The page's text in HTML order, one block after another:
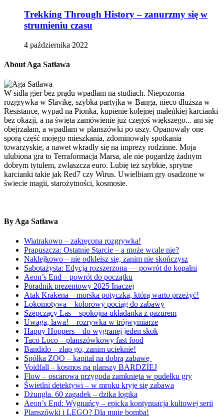
Trekking Through History – zanurzmy się w
strumieniu czasu
4 października 2022
About Aga Satława
W sidła gier bez prądu wpadłam na studiach. Niepozorna
rozgrywka w Slavikę, szybka partyjka w Banga, nieco dłuższa w
Resistance, wypad na Pionka, kupienie kolejnej maleńkiej karcianki
bez okazji, a na święta zamówienie już czegoś większego... ani się
obejrzałam, a wpadłam w planszówki po uszy. Opanowały one
sporą część mojego mieszkania, zdominowały spotkania
towarzyskie, a nawet wkradły się na imprezy rodzinne. Moja
ulubiona gra to Terraformacja Marsa, ale nie pogardzę żadnym
dobrym tytułem, zwłaszcza euro. Lubię też szybkie, sprytne
karcianki takie jak Red7 czy Wirus. Uwielbiam gry osadzone w
świecie magii, starożytności, kosmosie.
By Aga Satława
Wiatrakowo – zakręcona rozgrywka!
Prapuszcza: Ostatnie Starcie – a może wcale nie?
Naklejkowo – nie odkleisz się, zanim nie skończysz
Sabotażysta: Edycja rozszerzona — powrót do kopalni
Aeon’s End – powrót do początku
Poradnik prezentowy 2025 Inaczej
Atak Krakena – morska potyczka, którą warto przeżyć!
Lokomotywa – kolorowy pociąg do zabawy
Szepczący Las – spokojna układanka z pazurem
Uwaga, lawa! – rozrywka w trójwymiarze
Happy Hoppers – do wygranej jeden skok
Taco Loco – planszówkowy fast food
Bandido – złap go, zanim ucieknie!
Spółka ZOO – kapitał na dobrą zabawę
Voidfall – kosmos na planszy BARDZIEJ
Flow – oscarowa przygoda zamknięta w pudełku gry
Świetlni detektywi – w mroku kryje się zabawa
Dżungla. 60 zagadek – dzika logika
Aeon’s End: Wygnańcy – epicka kontynuacja kultowej serii
Planszówki i LEGO? Dla mnie bomba!